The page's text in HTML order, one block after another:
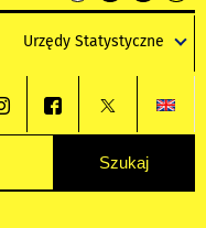
kontrastkontrast
tekst
czarnym
kontrast
tekst
czarnym
tekst
żółtym
Urzędy Statystyczne